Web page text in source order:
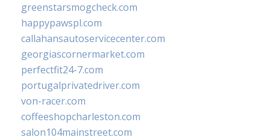
greenstarsmogcheck.com
happypawspl.com
callahansautoservicecenter.com
georgiascornermarket.com
perfectfit24-7.com
portugalprivatedriver.com
von-racer.com
coffeeshopcharleston.com
salon104mainstreet.com